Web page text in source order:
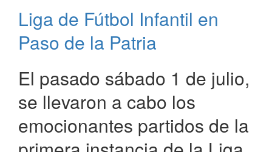
invierno
en
Paso
Patria
Liga de Fútbol Infantil en
Paso de la Patria
El pasado sábado 1 de julio,
se llevaron a cabo los
emocionantes partidos de la